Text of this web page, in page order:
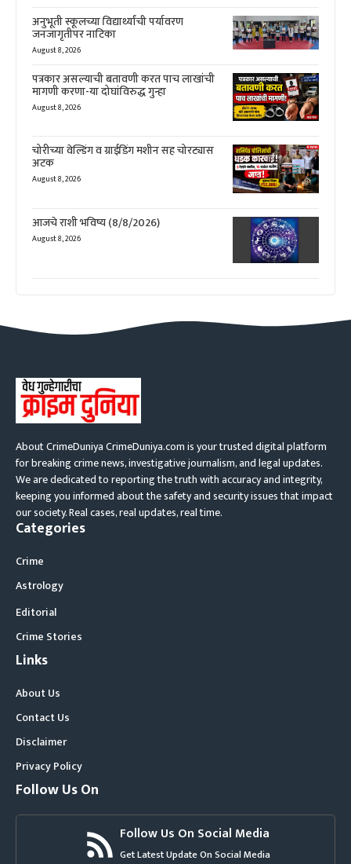
अनुभूती स्कूलच्या विद्यार्थ्यांची पर्यावरण
जनजागृतीपर नाटिका
August 8, 2026
पत्रकार असल्याची बतावणी करत पाच लाखांची
मागणी करणा-या दोघांविरुद्ध गुन्हा
August 8, 2026
चोरीच्या वेल्डिंग व ग्राईडिंग मशीन सह चोरट्यास
अटक
August 8, 2026
आजचे राशी भविष्य (8/8/2026)
August 8, 2026
About CrimeDuniya CrimeDuniya.com is your trusted digital platform
for breaking crime news, investigative journalism, and legal updates.
We are dedicated to reporting the truth with accuracy and integrity,
keeping you informed about the safety and security issues that impact
our society. Real cases, real updates, real time.
Categories
Crime
Astrology
Editorial
Crime Stories
Links
About Us
Contact Us
Disclaimer
Privacy Policy
Follow Us On
Follow Us On Social Media
Get Latest Update On Social Media